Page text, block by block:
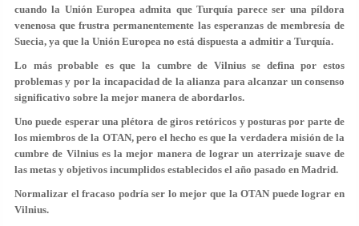
cuando la Unión Europea admita que Turquía parece ser una píldora
venenosa que frustra permanentemente las esperanzas de membresía de
Suecia, ya que la Unión Europea no está dispuesta a admitir a Turquía.
Lo más probable es que la cumbre de Vilnius se defina por estos
problemas y por la incapacidad de la alianza para alcanzar un consenso
significativo sobre la mejor manera de abordarlos.
Uno puede esperar una plétora de giros retóricos y posturas por parte de
los miembros de la OTAN, pero el hecho es que la verdadera misión de la
cumbre de Vilnius es la mejor manera de lograr un aterrizaje suave de
las metas y objetivos incumplidos establecidos el año pasado en Madrid.
Normalizar el fracaso podría ser lo mejor que la OTAN puede lograr en
Vilnius.